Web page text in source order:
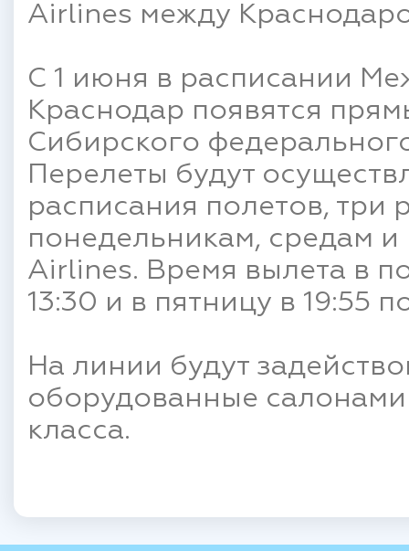
Airlines между
С 1 июня в расписании
Краснодар появятся
Сибирского
Перелеты будут
расписания полетов, три
понедельникам, средам
Airlines. Время вылета в
13:30 и в пятницу в 19:55
На линии будут
оборудованные
класса.